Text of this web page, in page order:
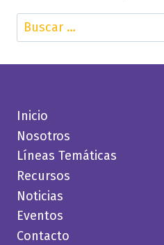
Buscar:
Inicio
Nosotros
Líneas Temáticas
Recursos
Noticias
Eventos
Contacto